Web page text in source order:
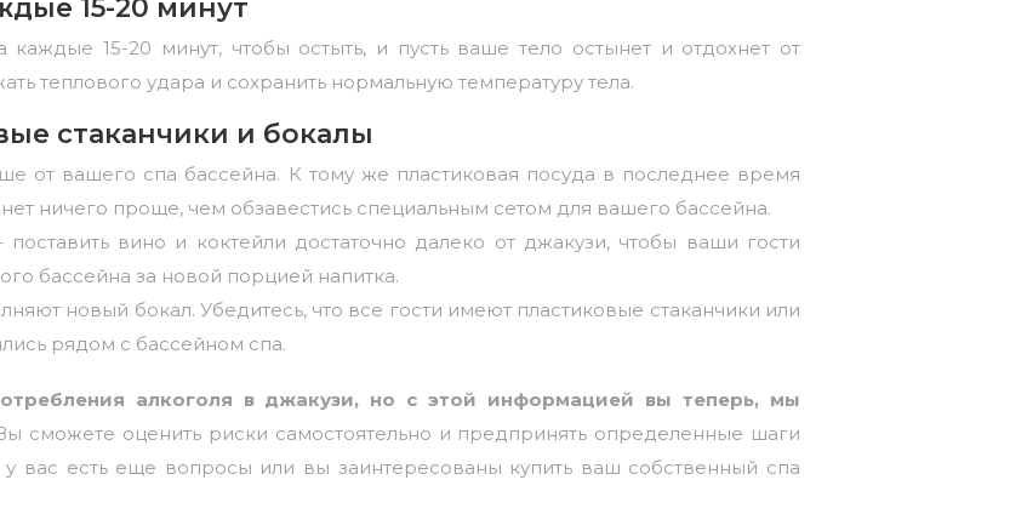
15-20 минут
15-20 минут, чтобы остыть, и пусть ваше тело остынет и отдохнет от
теплового удара и сохранить нормальную температуру тела.
стаканчики и бокалы
от вашего спа бассейна. К тому же пластиковая посуда в последнее время
нет ничего проще, чем обзавестись специальным сетом для вашего бассейна.
вино и коктейли достаточно далеко от джакузи, чтобы ваши гости
бассейна за новой порцией напитка.
новый бокал. Убедитесь, что все гости имеют пластиковые стаканчики или
рядом с бассейном спа.
алкоголя в джакузи, но с этой информацией вы теперь, мы
сможете оценить риски самостоятельно и предпринять определенные шаги
у вас есть еще вопросы или вы заинтересованы купить ваш собственный спа